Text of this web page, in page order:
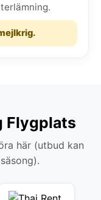
Flygplats
här (utbud kan